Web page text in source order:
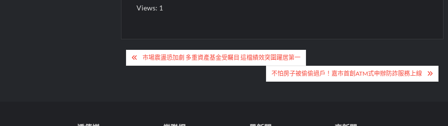
Views: 1
文
章
市場震盪恐加劇 多重資產基金受矚目 這檔績效突圍躍居第一
不怕房子被偷偷過戶！嘉市首創ATM式申辦防詐服務上線